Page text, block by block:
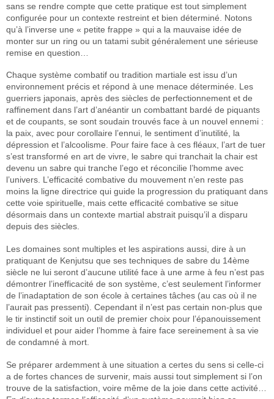
sans se rendre compte que cette pratique est tout simplement
configurée pour un contexte restreint et bien déterminé. Notons
qu’à l’inverse une « petite frappe » qui a la mauvaise idée de
monter sur un ring ou un tatami subit généralement une sérieuse
remise en question…
Chaque système combatif ou tradition martiale est issu d’un
environnement précis et répond à une menace déterminée. Les
guerriers japonais, après des siècles de perfectionnement et de
raffinement dans l’art d’anéantir un combattant bardé de piquants
et de coupants, se sont soudain trouvés face à un nouvel ennemi :
la paix, avec pour corollaire l’ennui, le sentiment d’inutilité, la
dépression et l’alcoolisme. Pour faire face à ces fléaux, l’art de tuer
s’est transformé en art de vivre, le sabre qui tranchait la chair est
devenu un sabre qui tranche l’ego et réconcilie l’homme avec
l’univers. L’efficacité combative du mouvement n’en reste pas
moins la ligne directrice qui guide la progression du pratiquant dans
cette voie spirituelle, mais cette efficacité combative se situe
désormais dans un contexte martial abstrait puisqu’il a disparu
depuis des siècles.
Les domaines sont multiples et les aspirations aussi, dire à un
pratiquant de Kenjutsu que ses techniques de sabre du 14ème
siècle ne lui seront d’aucune utilité face à une arme à feu n’est pas
démontrer l’inefficacité de son système, c’est seulement l’informer
de l’inadaptation de son école à certaines tâches (au cas où il ne
l’aurait pas pressenti). Cependant il n’est pas certain non-plus que
le tir instinctif soit un outil de premier choix pour l’épanouissement
individuel et pour aider l’homme à faire face sereinement à sa vie
de condamné à mort.
Se préparer ardemment à une situation a certes du sens si celle-ci
a de fortes chances de survenir, mais aussi tout simplement si l’on
trouve de la satisfaction, voire même de la joie dans cette activité…